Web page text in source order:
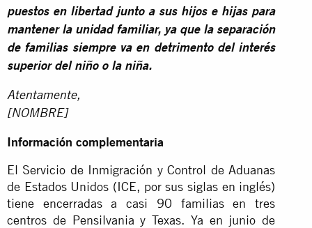
puestos en libertad junto a sus hijos e hijas para
mantener la unidad familiar, ya que la separación
de familias siempre va en detrimento del interés
superior del niño o la niña.
Atentamente,
[NOMBRE]
Información complementaria
El Servicio de Inmigración y Control de Aduanas
de Estados Unidos (ICE, por sus siglas en inglés)
tiene encerradas a casi 90 familias en tres
centros de Pensilvania y Texas. Ya en junio de